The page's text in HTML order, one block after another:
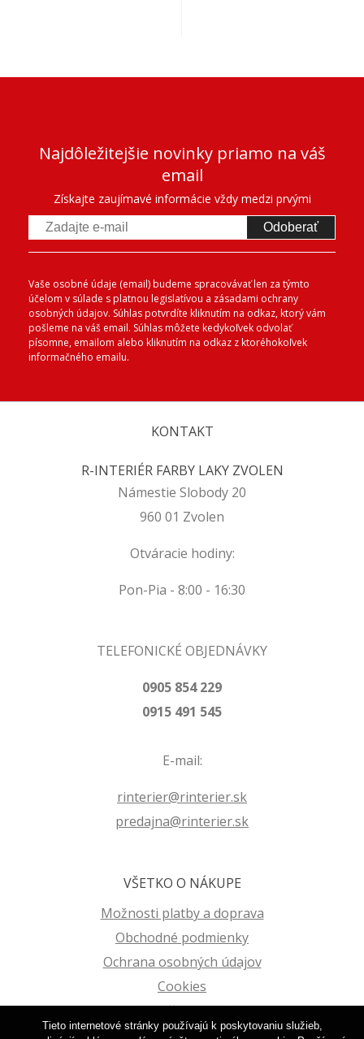
Najdôležitejšie novinky priamo na váš
email
Získajte zaujímavé informácie vždy medzi prvými
Odoberať
Vaše osobné údaje (email) budeme spracovávať len za týmto
účelom v súlade s platnou legislatívou a zásadami ochrany
osobných údajov. Súhlas potvrdíte kliknutím na odkaz, ktorý vám
pošleme na váš email. Súhlas môžete kedykoľvek odvolať
písomne, emailom alebo kliknutím na odkaz z ktoréhokoľvek
informačného emailu.
KONTAKT
R-INTERIÉR FARBY LAKY ZVOLEN
Námestie Slobody 20
960 01 Zvolen
Otváracie hodiny:
Pon-Pia - 8:00 - 16:30
TELEFONICKÉ OBJEDNÁVKY
0905 854 229
0915 491 545
E-mail:
rinterier@rinterier.sk
predajna@rinterier.sk
VŠETKO O NÁKUPE
Možnosti platby a doprava
Obchodné podmienky
Ochrana osobných údajov
Cookies
Reklamačný poriadok
Tieto internetové stránky používajú k poskytovaniu služieb,